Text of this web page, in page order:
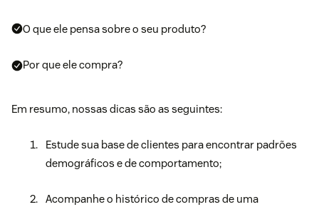
O que ele pensa sobre o seu produto?
Por que ele compra?
Em resumo, nossas dicas são as seguintes:
Estude sua base de clientes para encontrar padrões
demográficos e de comportamento;
Acompanhe o histórico de compras de uma